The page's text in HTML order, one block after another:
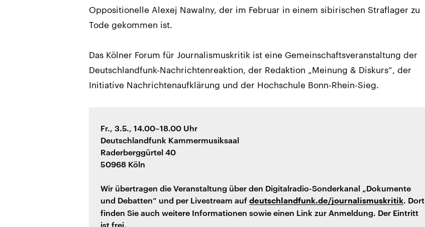
Oppositionelle Alexej Nawalny, der im Februar in einem sibirischen Straflager zu
Tode gekommen ist.
Das Kölner Forum für Journalismuskritik ist eine Gemeinschaftsveranstaltung der
Deutschlandfunk-Nachrichtenreaktion, der Redaktion „Meinung & Diskurs“, der
Initiative Nachrichtenaufklärung und der Hochschule Bonn-Rhein-Sieg.
Fr., 3.5., 14.00–18.00 Uhr
Deutschlandfunk Kammermusiksaal
Raderberggürtel 40
50968 Köln
Wir übertragen die Veranstaltung über den Digitalradio-Sonderkanal „Dokumente
und Debatten“ und per Livestream auf deutschlandfunk.de/journalismuskritik. Dort
finden Sie auch weitere Informationen sowie einen Link zur Anmeldung. Der Eintritt
ist frei.